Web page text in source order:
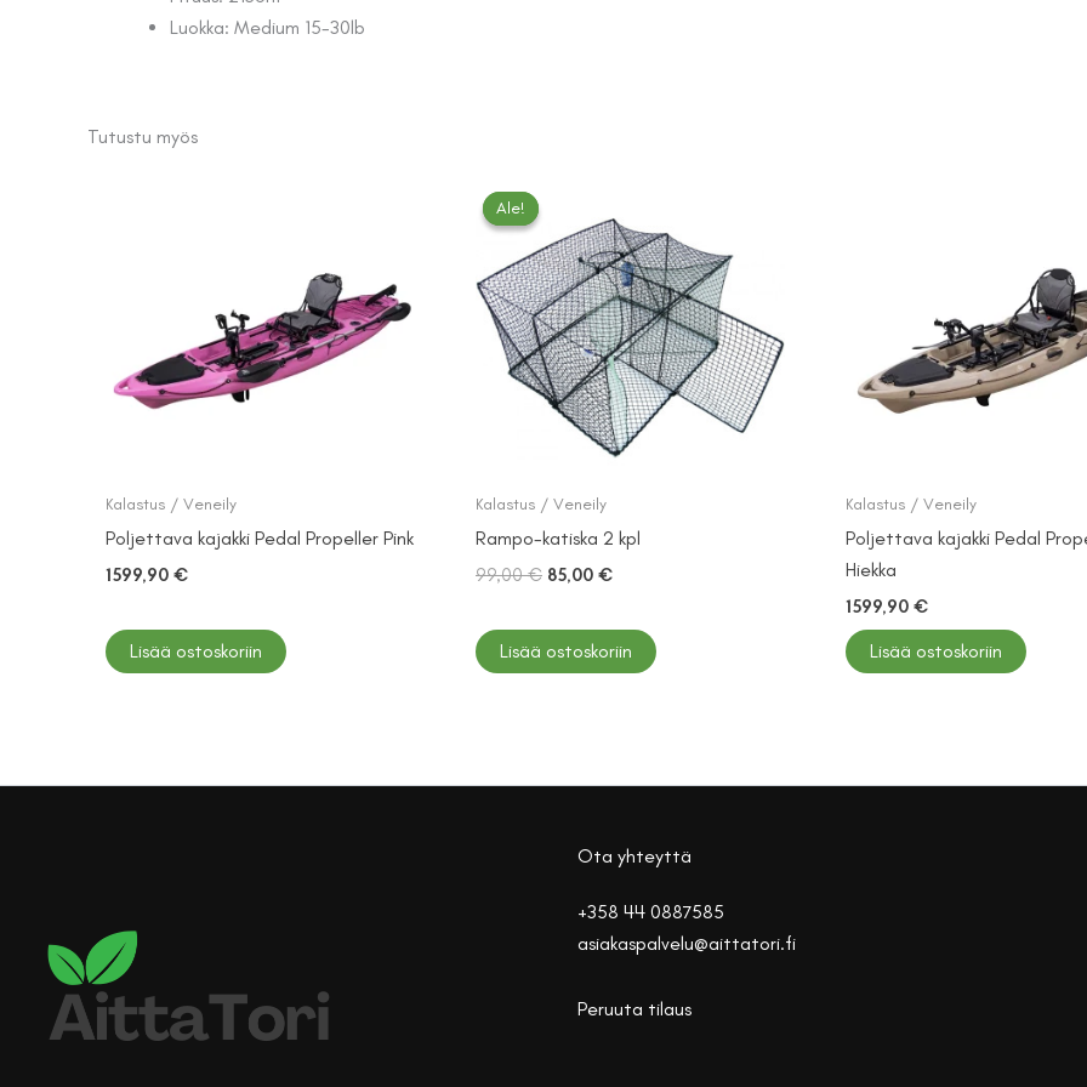
Luokka: Medium 15-30lb
Tutustu myös
Kalastus / Veneily
Poljettava kajakki Pedal Propeller Pink
1599,90 €
Lisää ostoskoriin
Ale!
Ale!
Kalastus / Veneily
Rampo-katiska 2 kpl
99,00€ Alkuperäinen
99,00 €.
85,00 €Nykyinen
85,00 €.
Lisää ostoskoriin
Kalastus / Veneily
Poljettava kajakki Pedal
Hiekka
1599,90 €
Lisää ostoskoriin
Ota yhteyttä
+358 44 0887585
asiakaspalvelu@aittatori.fi
Peruuta tilaus